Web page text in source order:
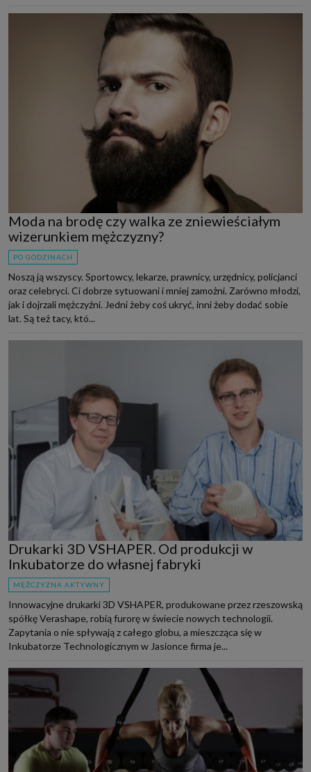
Moda na brodę czy walka ze zniewieściałym
wizerunkiem mężczyzny?
PO GODZINACH
Noszą ją wszyscy. Sportowcy, lekarze, prawnicy, urzędnicy, policjanci
oraz celebryci. Ci dobrze sytuowani i mniej zamożni. Zarówno młodzi,
jak i dojrzali mężczyźni. Jedni żeby coś ukryć, inni żeby dodać sobie
lat. Są też tacy, któ...
Drukarki 3D VSHAPER. Od produkcji w
Inkubatorze do własnej fabryki
MĘŻCZYZNA AKTYWNY
Innowacyjne drukarki 3D VSHAPER, produkowane przez rzeszowską
spółkę Verashape, robią furorę w świecie nowych technologii.
Zapytania o nie spływają z całego globu, a mieszcząca się w
Inkubatorze Technologicznym w Jasionce firma je...